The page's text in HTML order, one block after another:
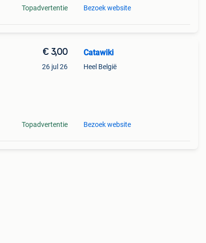
Topadvertentie Bezoek website
€ 3,00
26 jul 26
Topadvertentie
Catawiki
Heel België
Bezoek website